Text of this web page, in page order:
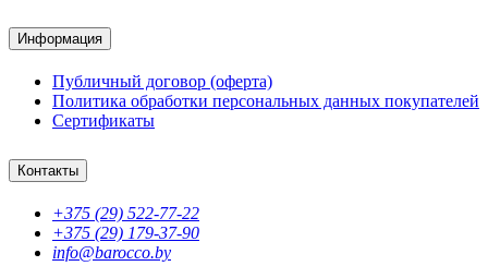
Информация
Публичный договор (оферта)
Политика обработки персональных данных покупателей
Сертификаты
Контакты
+375 (29) 522-77-22
+375 (29) 179-37-90
info@barocco.by